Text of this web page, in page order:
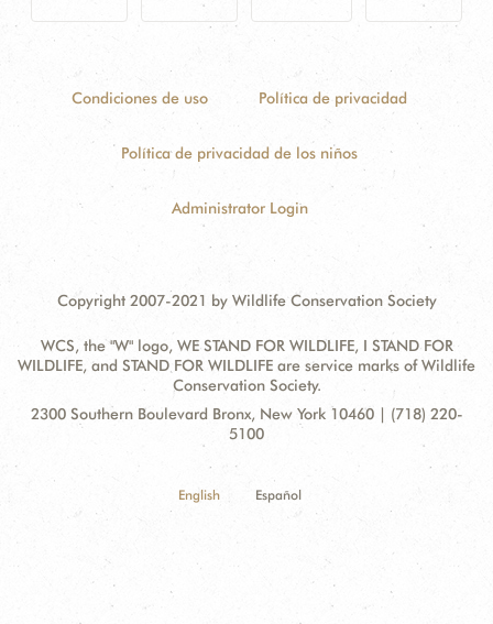
Condiciones de uso Política de privacidad
Política de privacidad de los niños
Administrator Login
Copyright 2007-2021 by Wildlife Conservation Society
WCS, the "W" logo, WE STAND FOR WILDLIFE, I STAND FOR
WILDLIFE, and STAND FOR WILDLIFE are service marks of Wildlife
Conservation Society.
Contact
Information
Address:
2300 Southern Boulevard Bronx, New York 10460 | (718) 220-
5100
English Español